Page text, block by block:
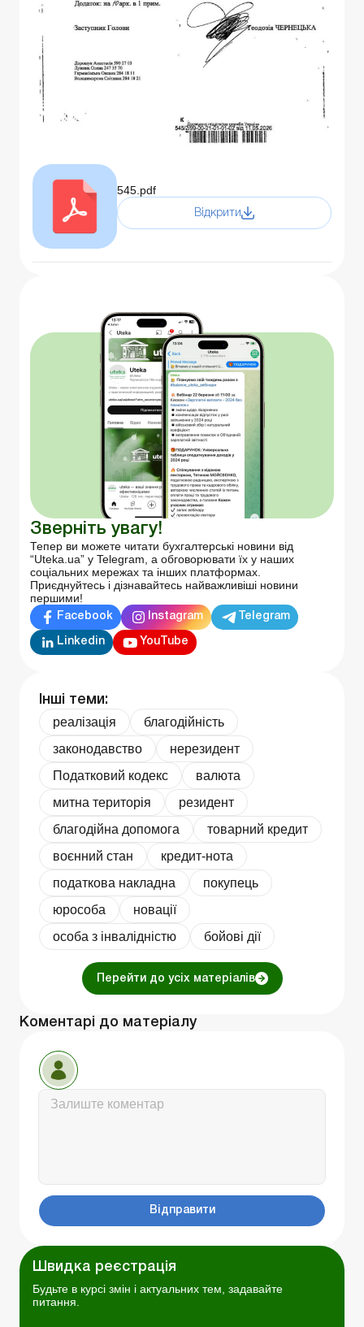
545.pdf
Відкрити
Зверніть увагу!
Тепер ви можете читати бухгалтерські новини від
“Uteka.ua” у Telegram, а обговорювати їх у наших
соціальних мережах та інших платформах.
Приєднуйтесь і дізнавайтесь найважливіші новини
першими!
Facebook Instagram Telegram
Linkedin YouTube
Інші теми:
реалізація
благодійність
законодавство
нерезидент
Податковий кодекс
валюта
митна територія
резидент
благодійна допомога
товарний кредит
воєнний стан
кредит-нота
податкова накладна
покупець
юрособа
новації
особа з інвалідністю
бойові дії
Перейти до усіх матеріалів
Коментарі до матеріалу
Відправити
Швидка реєстрація
Будьте в курсі змін і актуальних тем, задавайте
питання.